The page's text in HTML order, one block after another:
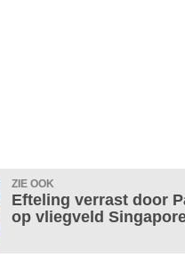
ZIE OOK
Efteling verrast door
op vliegveld